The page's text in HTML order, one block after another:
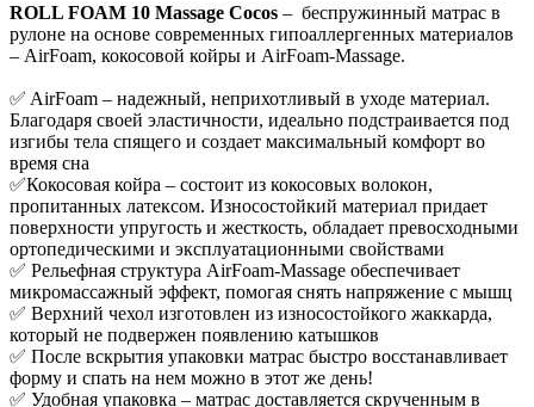
ROLL FOAM 10 Massage Cocos – беспружинный матрас в
рулоне на основе современных гипоаллергенных материалов
– AirFoam, кокосовой койры и AirFoam-Massage.
✅ AirFoam – надежный, неприхотливый в уходе материал.
Благодаря своей эластичности, идеально подстраивается под
изгибы тела спящего и создает максимальный комфорт во
время сна
✅Кокосовая койра – состоит из кокосовых волокон,
пропитанных латексом. Износостойкий материал придает
поверхности упругость и жесткость, обладает превосходными
ортопедическими и эксплуатационными свойствами
✅ Рельефная структура AirFoam-Massage обеспечивает
микромассажный эффект, помогая снять напряжение с мышц
✅ Верхний чехол изготовлен из износостойкого жаккарда,
который не подвержен появлению катышков
✅ После вскрытия упаковки матрас быстро восстанавливает
форму и спать на нем можно в этот же день!
✅ Удобная упаковка – матрас доставляется скрученным в